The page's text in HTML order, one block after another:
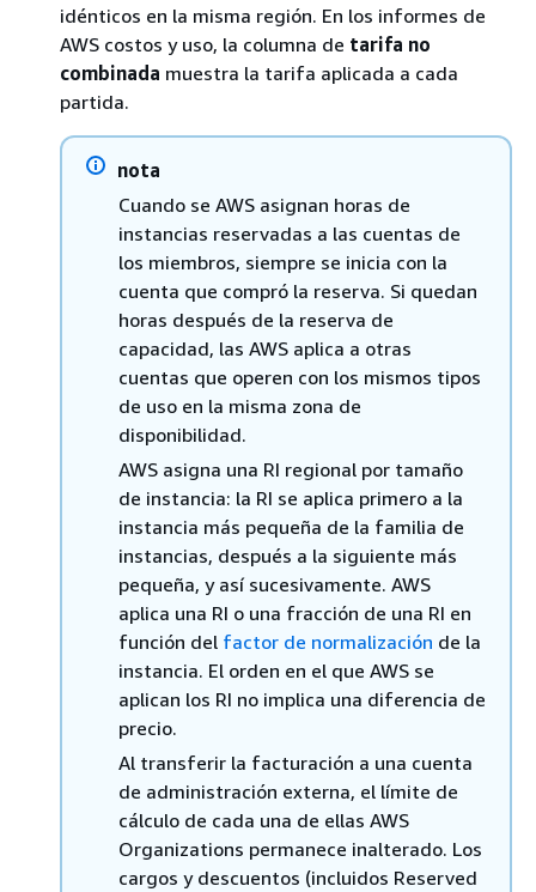
idénticos en la misma región. En los informes de
AWS costos y uso, la columna de tarifa no
combinada muestra la tarifa aplicada a cada
partida.
nota
Cuando se AWS asignan horas de
instancias reservadas a las cuentas de
los miembros, siempre se inicia con la
cuenta que compró la reserva. Si quedan
horas después de la reserva de
capacidad, las AWS aplica a otras
cuentas que operen con los mismos tipos
de uso en la misma zona de
disponibilidad.
AWS asigna una RI regional por tamaño
de instancia: la RI se aplica primero a la
instancia más pequeña de la familia de
instancias, después a la siguiente más
pequeña, y así sucesivamente. AWS
aplica una RI o una fracción de una RI en
función del factor de normalización de la
instancia. El orden en el que AWS se
aplican los RI no implica una diferencia de
precio.
Al transferir la facturación a una cuenta
de administración externa, el límite de
cálculo de cada una de ellas AWS
Organizations permanece inalterado. Los
cargos y descuentos (incluidos Reserved